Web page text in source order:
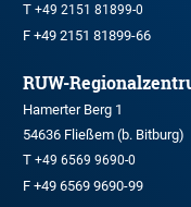
T +49 2151 81899-0
F +49 2151 81899-66
RUW-
Hamerter Berg 1
54636 Fließem (b. Bitburg)
T +49 6569 9690-0
F +49 6569 9690-99